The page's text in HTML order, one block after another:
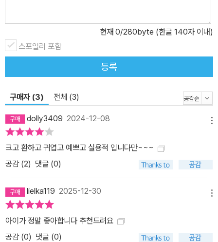
현재 0/280byte (한글 140자 이내)
스포일러 포함
등록
구매자 (3) 전체 (3)
dolly3409 2024-12-08
크고 환하고 귀엽고 예쁘고 실용적 입니다만~~~
공감 (2) 댓글 (0)
lielka119 2025-12-30
아이가 정말 좋아합니다 추천드려요
공감 (0) 댓글 (0)